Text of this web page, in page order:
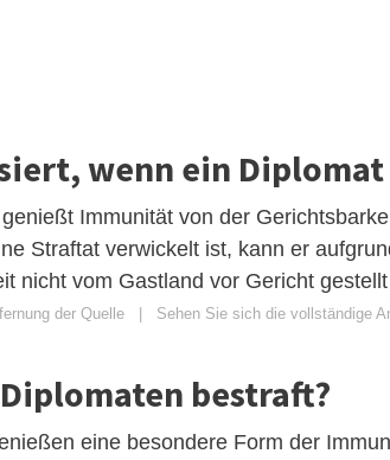
wenn ein
Immunität von der
Straftat verwickelt ist, kann er
nicht vom Gastland vor Gericht
der Quelle Sehen Sie sich die vollständige
bestraft?
eine besondere Form der